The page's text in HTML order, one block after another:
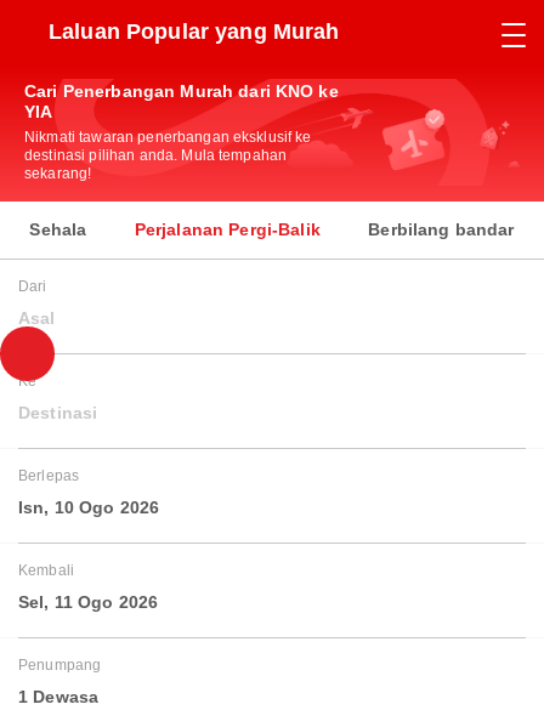
Laluan Popular yang Murah
Cari Penerbangan Murah dari KNO ke
YIA
Nikmati tawaran penerbangan eksklusif ke
destinasi pilihan anda. Mula tempahan
sekarang!
Sehala Perjalanan Pergi-Balik Berbilang bandar
Dari
Asal
Ke
Destinasi
Berlepas
Isn, 10 Ogo 2026
Kembali
Sel, 11 Ogo 2026
Penumpang
1 Dewasa